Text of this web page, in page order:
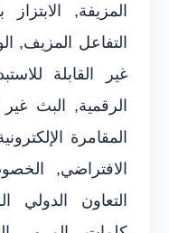
المزيفة,
غير القابلة
الرقمية, البث غير
المقامرة
الافتراضي,
التعاون الدولي